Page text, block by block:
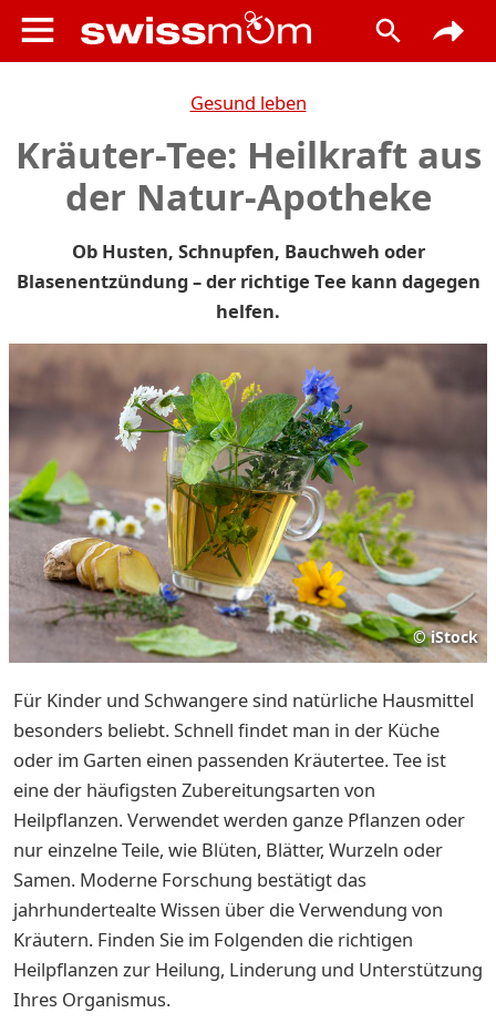
Gesund leben
Kräuter-Tee: Heilkraft aus
der Natur-Apotheke
Ob Husten, Schnupfen, Bauchweh oder
Blasenentzündung – der richtige Tee kann dagegen
helfen.
© iStock
Für Kinder und Schwangere sind natürliche Hausmittel
besonders beliebt. Schnell findet man in der Küche
oder im Garten einen passenden Kräutertee. Tee ist
eine der häufigsten Zubereitungsarten von
Heilpflanzen. Verwendet werden ganze Pflanzen oder
nur einzelne Teile, wie Blüten, Blätter, Wurzeln oder
Samen. Moderne Forschung bestätigt das
jahrhundertealte Wissen über die Verwendung von
Kräutern. Finden Sie im Folgenden die richtigen
Heilpflanzen zur Heilung, Linderung und Unterstützung
Ihres Organismus.